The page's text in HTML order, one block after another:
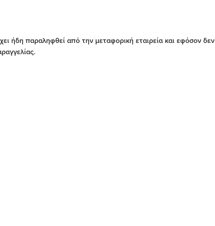
ήδη παραληφθεί από την μεταφορική εταιρεία και εφόσον δεν